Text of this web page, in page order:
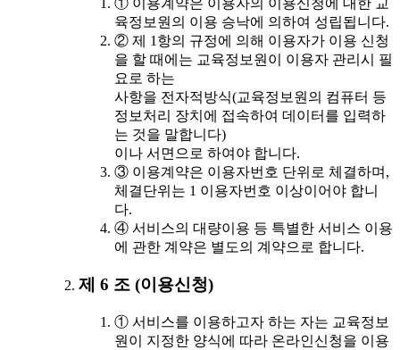
육정보원의 이용 승낙에 의하여 성립됩니다.
② 제 1항의 규정에 의해 이용자가 이용 신청
을 할 때에는 교육정보원이 이용자 관리시 필
요로 하는
사항을 전자적방식(교육정보원의 컴퓨터 등
정보처리 장치에 접속하여 데이터를 입력하
는 것을 말합니다)
이나 서면으로 하여야 합니다.
③ 이용계약은 이용자번호 단위로 체결하며,
체결단위는 1 이용자번호 이상이어야 합니
다.
④ 서비스의 대량이용 등 특별한 서비스 이용
에 관한 계약은 별도의 계약으로 합니다.
제 6 조 (이용신청)
① 서비스를 이용하고자 하는 자는 교육정보
원이 지정한 양식에 따라 온라인신청을 이용